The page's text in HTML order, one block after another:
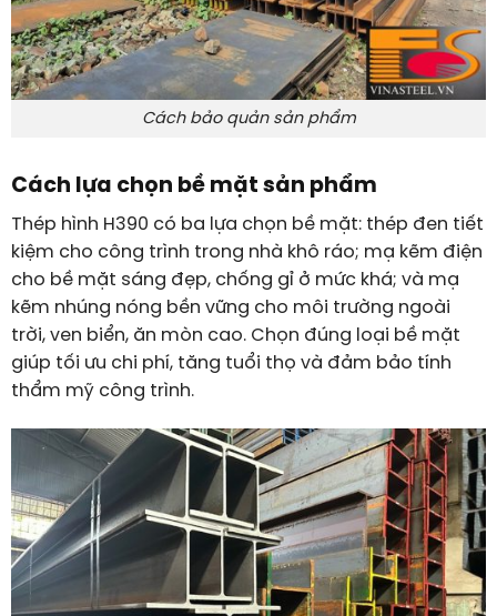
Cách bảo quản sản phẩm
Cách lựa chọn bề mặt sản phẩm
Thép hình H390 có ba lựa chọn bề mặt: thép đen tiết
kiệm cho công trình trong nhà khô ráo; mạ kẽm điện
cho bề mặt sáng đẹp, chống gỉ ở mức khá; và mạ
kẽm nhúng nóng bền vững cho môi trường ngoài
trời, ven biển, ăn mòn cao. Chọn đúng loại bề mặt
giúp tối ưu chi phí, tăng tuổi thọ và đảm bảo tính
thẩm mỹ công trình.